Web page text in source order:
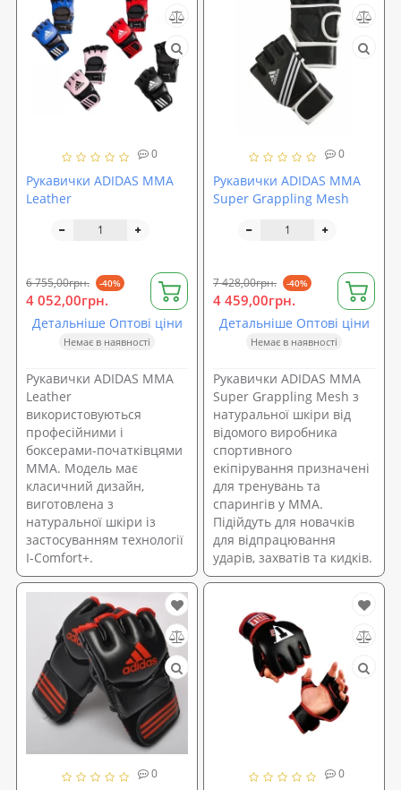
0
Рукавички ADIDAS MMA
Leather
6 755,00грн. -40%
4 052,00грн.
Детальніше Оптові ціни
Немає в наявності
Рукавички ADIDAS MMA
Leather
використовуються
професійними і
боксерами-початківцями
ММА. Модель має
класичний дизайн,
виготовлена з
натуральної шкіри із
застосуванням технології
I-Comfort+.
0
Рукавички ADIDAS MMA
Super Grappling Mesh
7 428,00грн. -40%
4 459,00грн.
Детальніше Оптові ціни
Немає в наявності
Рукавички ADIDAS MMA
Super Grappling Mesh з
натуральної шкіри від
відомого виробника
спортивного
екіпірування призначені
для тренувань та
спарингів у ММА.
Підійдуть для новачків
для відпрацювання
ударів, захватів та кидків.
0 0